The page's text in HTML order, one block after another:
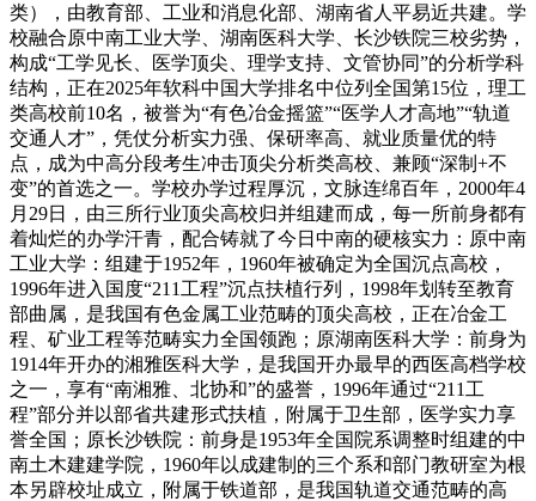
类），由教育部、工业和消息化部、湖南省人平易近共建。学
校融合原中南工业大学、湖南医科大学、长沙铁院三校劣势，
构成“工学见长、医学顶尖、理学支持、文管协同”的分析学科
结构，正在2025年软科中国大学排名中位列全国第15位，理工
类高校前10名，被誉为“有色冶金摇篮”“医学人才高地”“轨道
交通人才”，凭仗分析实力强、保研率高、就业质量优的特
点，成为中高分段考生冲击顶尖分析类高校、兼顾“深制+不
变”的首选之一。学校办学过程厚沉，文脉连绵百年，2000年4
月29日，由三所行业顶尖高校归并组建而成，每一所前身都有
着灿烂的办学汗青，配合铸就了今日中南的硬核实力：原中南
工业大学：组建于1952年，1960年被确定为全国沉点高校，
1996年进入国度“211工程”沉点扶植行列，1998年划转至教育
部曲属，是我国有色金属工业范畴的顶尖高校，正在冶金工
程、矿业工程等范畴实力全国领跑；原湖南医科大学：前身为
1914年开办的湘雅医科大学，是我国开办最早的西医高档学校
之一，享有“南湘雅、北协和”的盛誉，1996年通过“211工
程”部分并以部省共建形式扶植，附属于卫生部，医学实力享
誉全国；原长沙铁院：前身是1953年全国院系调整时组建的中
南土木建建学院，1960年以成建制的三个系和部门教研室为根
本另辟校址成立，附属于铁道部，是我国轨道交通范畴的高